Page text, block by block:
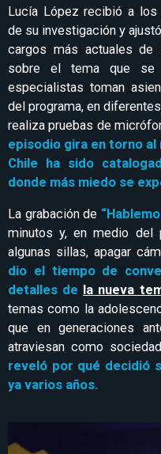
Lucía López recibió a los
de su investigación y
cargos más actuales
sobre el tema que se
especialistas toman
del programa, en
realiza pruebas de
episodio gira en torno al
Chile ha sido
donde más miedo se
La grabación de
minutos y, en medio del
algunas sillas, apagar
dio el tiempo de
detalles de
la nueva
temas como la
que en generaciones
atraviesan como
reveló por qué decidió
ya varios años.